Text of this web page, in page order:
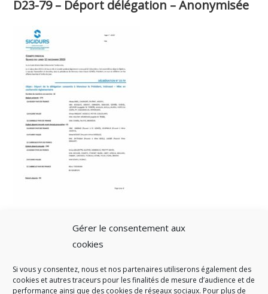
Gérer le consentement aux
cookies
Si vous y consentez, nous et nos partenaires utiliserons également des
cookies et autres traceurs pour les finalités de mesure d’audience et de
performance ainsi que des cookies de réseaux sociaux. Pour plus de
D23-79 – Déport délégation – Anonymisée
A SAVOIR